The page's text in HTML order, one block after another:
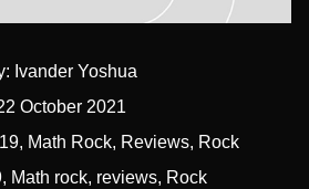
Ivander Yoshua
October 2021
, Math Rock, Reviews, Rock
, Math rock, reviews, Rock